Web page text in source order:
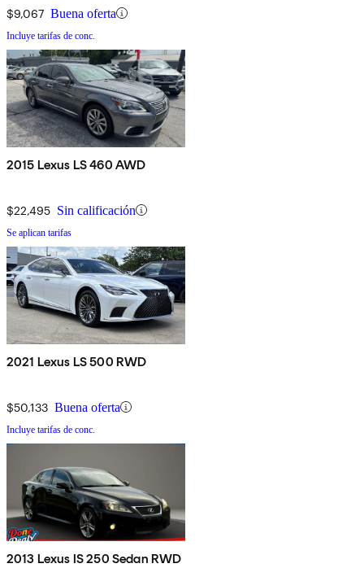
$9,067 Buena oferta
Incluye tarifas de conc.
2015 Lexus LS 460 AWD
$22,495 Sin calificación
Se aplican tarifas
2021 Lexus LS 500 RWD
$50,133 Buena oferta
Incluye tarifas de conc.
2013 Lexus IS 250 Sedan RWD